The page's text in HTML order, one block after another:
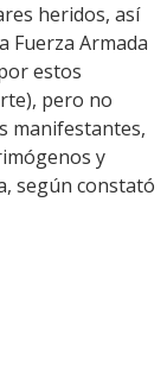
heridos, así
Fuerza Armada
estos
pero no
manifestantes,
y
según constató